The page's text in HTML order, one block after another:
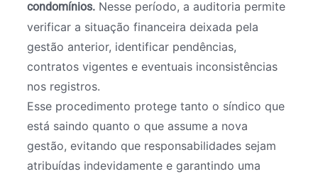
condomínios. Nesse período, a auditoria permite
verificar a situação financeira deixada pela
gestão anterior, identificar pendências,
contratos vigentes e eventuais inconsistências
nos registros.
Esse procedimento protege tanto o síndico que
está saindo quanto o que assume a nova
gestão, evitando que responsabilidades sejam
atribuídas indevidamente e garantindo uma